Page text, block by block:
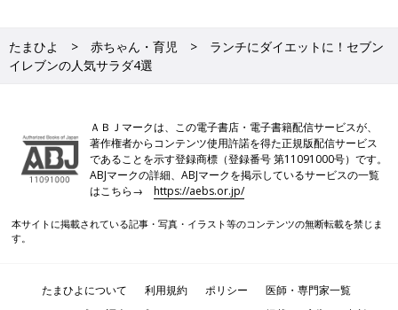
たまひよ 赤ちゃん・育児
ランチにダイエットに！セブン
イレブンの人気サラダ4選
ＡＢＪマークは、この電子書店・電子書籍配信サービスが、
著作権者からコンテンツ使用許諾を得た正規版配信サービス
であることを示す登録商標（登録番号 第11091000号）です。
ABJマークの詳細、ABJマークを掲示しているサービスの一覧
はこちら→https://aebs.or.jp/
本サイトに掲載されている記事・写真・イラスト等のコンテンツの無断転載を禁じま
す。
たまひよについて 利用規約 ポリシー
医師・専門家一覧